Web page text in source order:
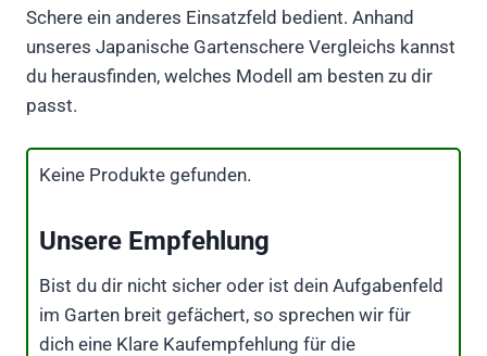
Schere ein anderes Einsatzfeld bedient. Anhand
unseres Japanische Gartenschere Vergleichs kannst
du herausfinden, welches Modell am besten zu dir
passt.
Keine Produkte gefunden.
Unsere Empfehlung
Bist du dir nicht sicher oder ist dein Aufgabenfeld
im Garten breit gefächert, so sprechen wir für
dich eine Klare Kaufempfehlung für die